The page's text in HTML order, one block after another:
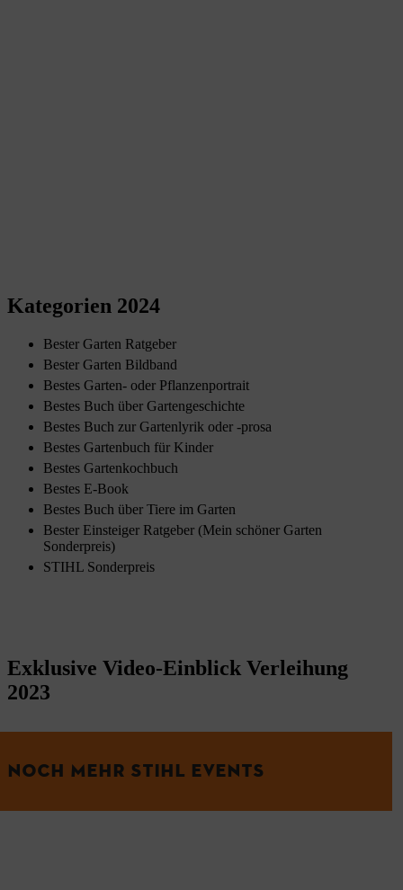
Kategorien 2024
Bester Garten Ratgeber
Bester Garten Bildband
Bestes Garten- oder Pflanzenportrait
Bestes Buch über Gartengeschichte
Bestes Buch zur Gartenlyrik oder -prosa
Bestes Gartenbuch für Kinder
Bestes Gartenkochbuch
Bestes E-Book
Bestes Buch über Tiere im Garten
Bester Einsteiger Ratgeber (Mein schöner Garten
Sonderpreis)
STIHL Sonderpreis
Exklusive Video-Einblick Verleihung
2023
NOCH MEHR STIHL EVENTS